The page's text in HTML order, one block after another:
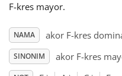
Dansk
F-kres mayor.
NAMA akor F-kres
SINONIM akor F-kres